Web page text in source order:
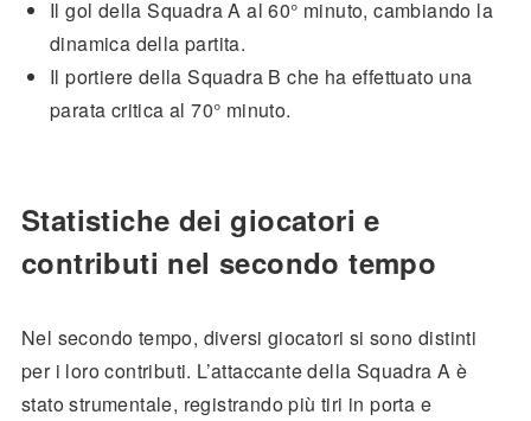
Il gol della Squadra A al 60° minuto, cambiando la
dinamica della partita.
Il portiere della Squadra B che ha effettuato una
parata critica al 70° minuto.
Statistiche dei giocatori e
contributi nel secondo tempo
Nel secondo tempo, diversi giocatori si sono distinti
per i loro contributi. L’attaccante della Squadra A è
stato strumentale, registrando più tiri in porta e